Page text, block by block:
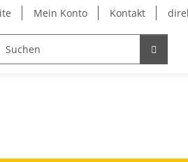
Mein Konto Kontakt